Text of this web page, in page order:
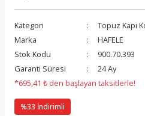
Kategori
Topuz Kapı
Marka
HAFELE
Stok Kodu
900.70.393
Garanti Süresi
24 Ay
*695,41 ₺ den başlayan taksitlerle!
%33 İndirimli